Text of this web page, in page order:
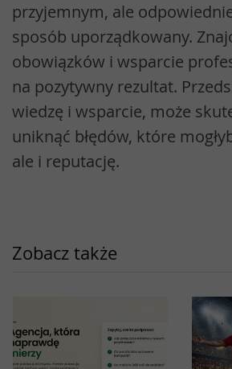
przyjemnym, ale
sposób uporządkowany.
obowiązków i wsparcie
na pozytywny rezultat.
wiedzę i wsparcie, może
uniknąć błędów, które
ale i reputację.
Zobacz także